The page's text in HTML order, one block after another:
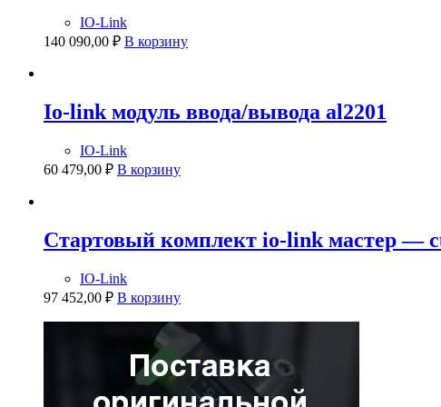
IO-Link
140 090,00 ₽ В корзину
Io-link модуль ввода/вывода al2201
IO-Link
60 479,00 ₽ В корзину
Стартовый комплект io-link мастер —
IO-Link
97 452,00 ₽ В корзину